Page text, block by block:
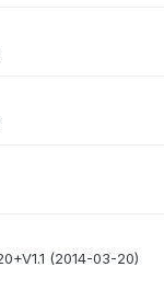
(2014-03-20)